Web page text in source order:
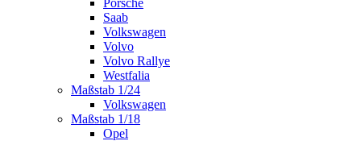
Porsche
Saab
Volkswagen
Volvo
Volvo Rallye
Westfalia
Maßstab 1/24
Volkswagen
Maßstab 1/18
Opel